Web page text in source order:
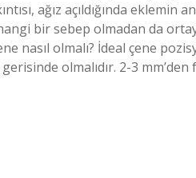
ağız açıldığında eklemin
bir sebep olmadan da
nasıl olmalı? İdeal çene
olmalıdır. 2-3